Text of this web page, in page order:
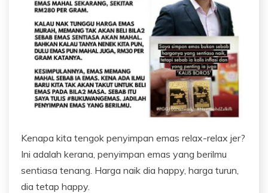
Kenapa kita tengok penyimpan emas relax-relax jer?
Ini adalah kerana, penyimpan emas yang berilmu
sentiasa tenang. Harga naik dia happy, harga turun,
dia tetap happy.